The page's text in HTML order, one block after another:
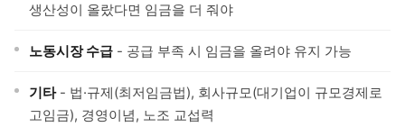
생산성이 올랐다면 임금을 더 줘야
노동시장 수급 - 공급 부족 시 임금을 올려야 유지 가능
기타- 법·규제(최저임금법), 회사규모(대기업이 규모경제로
고임금), 경영이념, 노조 교섭력